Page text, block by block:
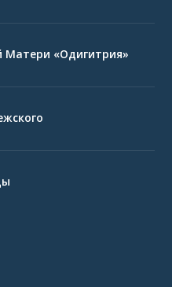
«Одигитрия»